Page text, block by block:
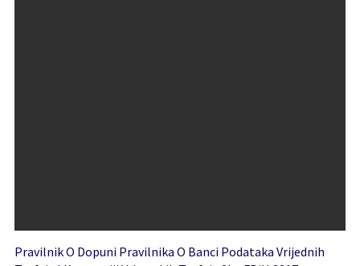
Pravilnik O Dopuni Pravilnika O Banci Podataka Vrijednih